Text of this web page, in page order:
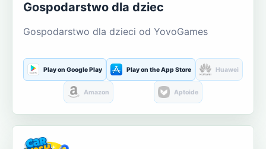
Gospodarstwo dla dziec
Gospodarstwo dla dzieci od YovoGames
Play on Google Play Play on the App Store Huawei
Amazon Aptoide